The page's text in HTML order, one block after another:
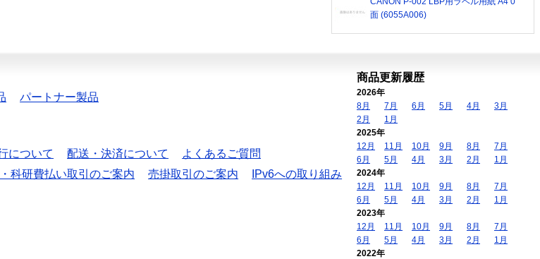
面 (6055A006)
パートナー製品
について 配送・決済について
よくあるご質問
科研費払い取引のご案内 売掛取引のご案内
IPv6への取り組み
商品更新履歴
2026年
8月
7月 6月 5月 4月
3月
2月
1月
2025年
12月
11月 10月 9月 8月
7月
6月
5月 4月 3月 2月
1月
2024年
12月
11月 10月 9月 8月
7月
6月
5月 4月 3月 2月
1月
2023年
12月
11月 10月 9月 8月
7月
6月
5月 4月 3月 2月
1月
2022年